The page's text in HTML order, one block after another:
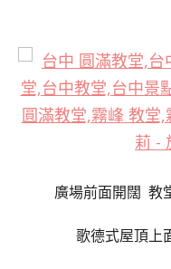
廣場前面開闊 教
歌德式屋頂上